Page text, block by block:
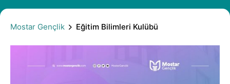
Mostar Gençlik Eğitim Bilimleri Kulübü